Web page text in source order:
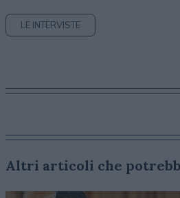
LE INTERVISTE
Altri articoli che